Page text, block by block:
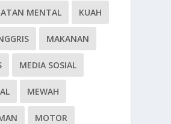
MENTAL KUAH
MAKANAN
MEDIA SOSIAL
MEWAH
MOTOR